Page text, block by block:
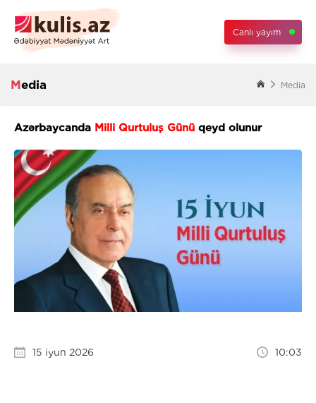
Canlı yayım
Media Media
Azərbaycanda Milli Qurtuluş Günü qeyd olunur
15 iyun 2026 10:03